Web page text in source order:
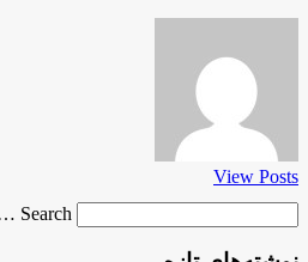
View Posts
Search …